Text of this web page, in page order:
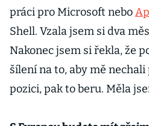
práci pro Microsoft nebo
Shell. Vzala jsem si dva
Nakonec jsem si řekla, že
šílení na to, aby mě
pozici, pak to beru. Měla